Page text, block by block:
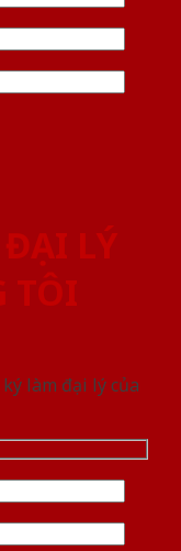
LÝ
TÔI
làm đại lý của